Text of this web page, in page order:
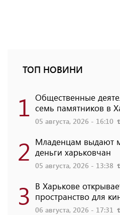
ТОП НОВИНИ
1 Общественные
семь памятников в
05 августа, 2026 - 16:10
2 Младенцам выдают
деньги харьковчан
05 августа, 2026 - 13:38
3 В Харькове
пространство для
06 августа, 2026 - 17:31